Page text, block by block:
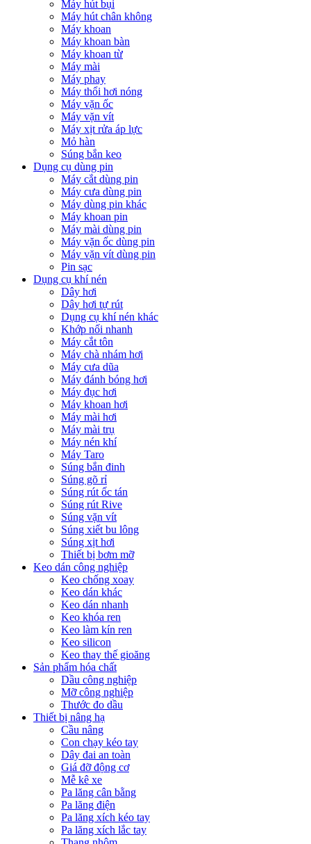
Máy hút bụi
Máy hút chân không
Máy khoan
Máy khoan bàn
Máy khoan từ
Máy mài
Máy phay
Máy thổi hơi nóng
Máy vặn ốc
Máy vặn vít
Máy xịt rửa áp lực
Mỏ hàn
Súng bắn keo
Dụng cụ dùng pin
Máy cắt dùng pin
Máy cưa dùng pin
Máy dùng pin khác
Máy khoan pin
Máy mài dùng pin
Máy vặn ốc dùng pin
Máy vặn vít dùng pin
Pin sạc
Dụng cụ khí nén
Dây hơi
Dây hơi tự rút
Dụng cụ khí nén khác
Khớp nối nhanh
Máy cắt tôn
Máy chà nhám hơi
Máy cưa dũa
Máy đánh bóng hơi
Máy đục hơi
Máy khoan hơi
Máy mài hơi
Máy mài trụ
Máy nén khí
Máy Taro
Súng bắn đinh
Súng gõ rỉ
Súng rút ốc tán
Súng rút Rive
Súng vặn vít
Súng xiết bu lông
Súng xịt hơi
Thiết bị bơm mỡ
Keo dán công nghiệp
Keo chống xoay
Keo dán khác
Keo dán nhanh
Keo khóa ren
Keo làm kín ren
Keo silicon
Keo thay thế gioăng
Sản phẩm hóa chất
Dầu công nghiệp
Mỡ công nghiệp
Thước đo dầu
Thiết bị nâng hạ
Cầu nâng
Con chạy kéo tay
Dây đai an toàn
Giá đỡ động cơ
Mễ kê xe
Pa lăng cân bằng
Pa lăng điện
Pa lăng xích kéo tay
Pa lăng xích lắc tay